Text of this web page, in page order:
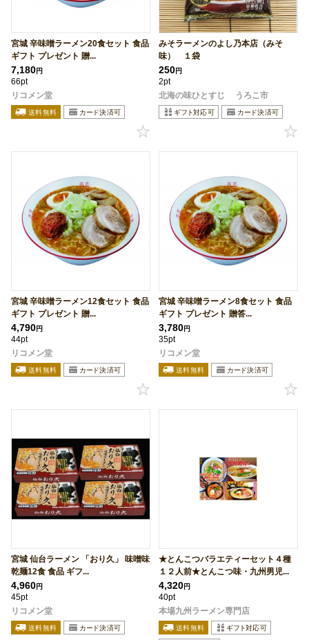
宮城 辛味噌ラーメン20食セット 食品
ギフト プレゼント 贈...
7,180円
66pt
リコメン堂
みそラーメンのよし乃本店（みそ
味） １袋
250円
2pt
北海の味ひとすじ うろこ市
宮城 辛味噌ラーメン12食セット 食品
ギフト プレゼント 贈...
4,790円
44pt
リコメン堂
宮城 辛味噌ラーメン8食セット 食品
ギフト プレゼント 贈答...
3,780円
35pt
リコメン堂
宮城 仙台ラーメン 「おり久」 味噌味
乾麺12食 食品 ギフ...
4,960円
45pt
リコメン堂
★とんこつバラエティーセット４種
１２人前★とんこつ味・九州男児...
4,320円
40pt
本場九州ラーメン専門店